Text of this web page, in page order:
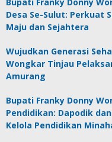
Bupati Franky Donny
Desa Se-Sulut: Perkuat
Maju dan Sejahtera
Wujudkan Generasi
Wongkar Tinjau
Amurang
Bupati Franky Donny
Pendidikan: Dapodik
Kelola Pendidikan